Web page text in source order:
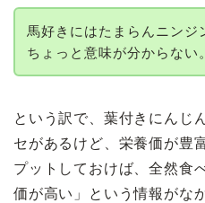
馬好きにはたまらんニンジ
ちょっと意味が分からない。
という訳で、葉付きにんじ
セがあるけど、栄養価が豊
プットしておけば、全然食
価が高い」という情報がな